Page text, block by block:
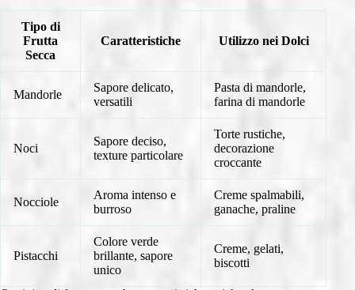
Tipo di
Frutta
Secca
Caratteristiche Utilizzo nei Dolci
Mandorle
Sapore delicato,
versatili
Pasta di mandorle,
farina di mandorle
Noci
Sapore deciso,
texture particolare
Torte rustiche,
decorazione
croccante
Nocciole
Aroma intenso e
burroso
Creme spalmabili,
ganache, praline
Pistacchi
Colore verde
brillante, sapore
unico
Creme, gelati,
biscotti